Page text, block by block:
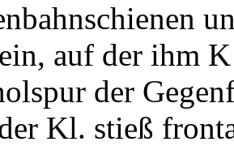
auf der ihm
der
Kl. stieß